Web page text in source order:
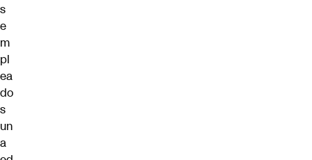
s
e
m
pl
ea
do
s
un
a